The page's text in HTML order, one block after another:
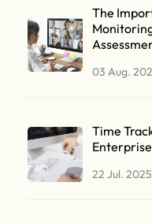
The
03 Aug.
Time
22 Jul. 2025